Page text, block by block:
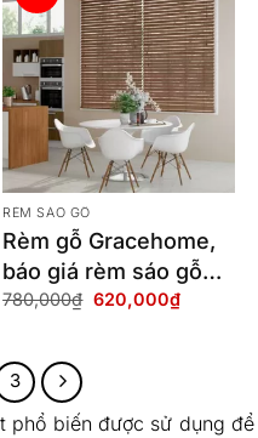
RÈM SÁO GỖ
Rèm gỗ Gracehome,
báo giá rèm sáo gỗ
Gracehome
780,000₫ Giá
620,000₫Giá
hiện
3
phổ biến được sử dụng